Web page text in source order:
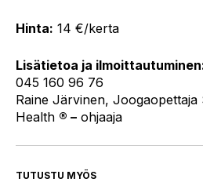
Hinta: 14 €/kerta
Lisätietoa ja
045 160 96 76
Raine Järvinen, Joogaopettaja
Health ® – ohjaaja
TUTUSTU MYÖS